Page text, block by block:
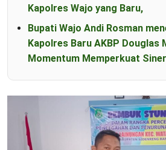
Kapolres Wajo yang Baru,
Bupati Wajo Andi Rosman
Kapolres Baru AKBP Douglas
Momentum Memperkuat